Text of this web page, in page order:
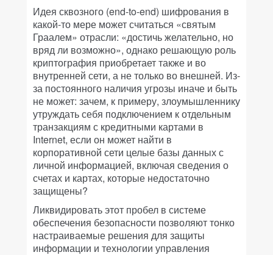
Идея сквозного (end-to-end) шифрования в
какой-то мере может считаться «святым
Граалем» отрасли: «достичь желательно, но
вряд ли возможно», однако решающую роль
криптография приобретает также и во
внутренней сети, а не только во внешней. Из-
за постоянного наличия угрозы иначе и быть
не может: зачем, к примеру, злоумышленнику
утруждать себя подключением к отдельным
транзакциям с кредитными картами в
Internet, если он может найти в
корпоративной сети целые базы данных с
личной информацией, включая сведения о
счетах и картах, которые недостаточно
защищены?
Ликвидировать этот пробел в системе
обеспечения безопасности позволяют тонко
настраиваемые решения для защиты
информации и технологии управления